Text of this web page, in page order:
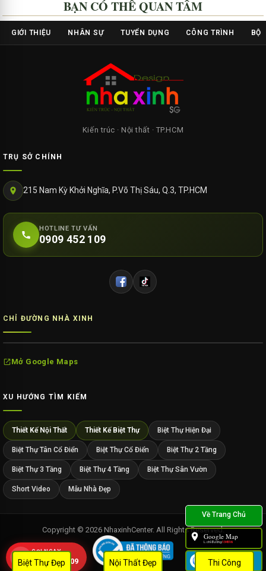
BẠN CÓ THỂ QUAN TÂM
Biệt Thự Đẹp Nội Thất Đẹp Thi Công
GIỚI THIỆU NHÂN SỰ TUYỂN DỤNG CÔNG TRÌNH BỘ
Kiến trúc · Nội thất · TP.HCM
TRỤ SỞ CHÍNH
215 Nam Kỳ Khởi Nghĩa, P.Võ Thị Sáu, Q.3, TP.HCM
HOTLINE TƯ VẤN
0909 452 109
CHỈ ĐƯỜNG NHÀ XINH
Mở Google Maps
XU HƯỚNG TÌM KIẾM
Thiết Kế Nội Thất Thiết Kế Biệt Thự Biệt Thự Hiện Đại
Biệt Thự Tân Cổ Điển Biệt Thự Cổ Điển Biệt Thự 2 Tầng
Biệt Thự 3 Tầng Biệt Thự 4 Tầng Biệt Thự Sân Vườn
Short Video Mẫu Nhà Đẹp
Copyright © 2026 NhaxinhCenter. All Rights Reserved.
Google Map
L.chỉ đường:134516
Zalo
GỌI NGAY
0909 452 109